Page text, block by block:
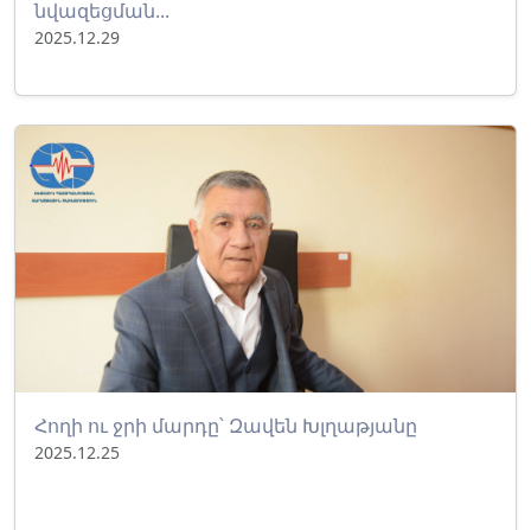
նվազեցման...
2025.12.29
Հողի ու ջրի մարդը՝ Զավեն Խլղաթյանը
2025.12.25